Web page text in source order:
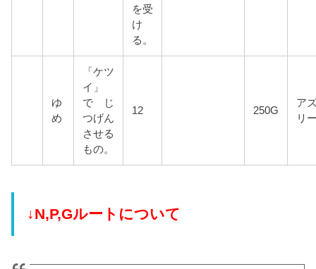
を受
け
る。
ゆ
め
「ケツ
イ」
で じ
つげん
させる
もの。
12 250G
ア
リ
↓N,P,Gルートについて